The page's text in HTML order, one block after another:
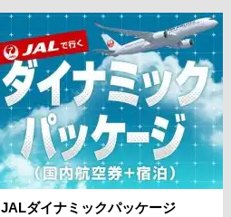
JALダイナミックパッケージ